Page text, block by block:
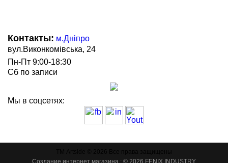
Контакты: м.Дніпро
вул.Виконкомівська, 24
Пн-Пт 9:00-18:30
Сб по записи
Мы в соцсетях:
Создание интернет магазина : © 2026 FENIX INDUSTRY